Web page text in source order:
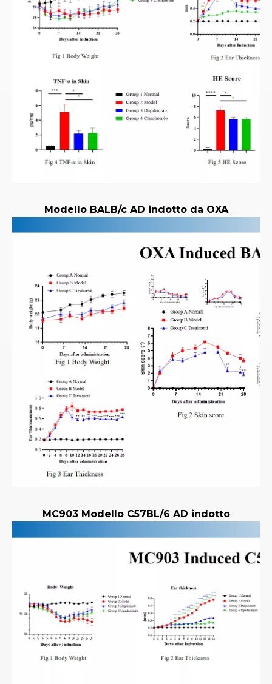
Modello BALB/c AD indotto da OXA
MC903 Modello C57BL/6 AD indotto